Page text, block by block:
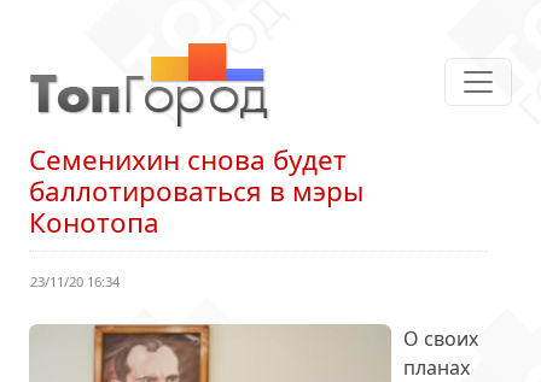
Семенихин снова будет
баллотироваться в мэры
Конотопа
23/11/20 16:34
О своих
планах